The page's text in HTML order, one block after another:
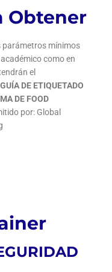
Obtener
parámetros mínimos
como en
el
GUÍA DE ETIQUETADO
DE FOOD
por: Global